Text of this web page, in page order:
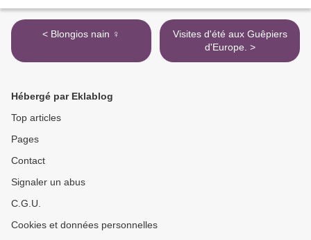
< Blongios nain ♀
Visites d'été aux Guêpiers
d'Europe. >
Hébergé par Eklablog
Top articles
Pages
Contact
Signaler un abus
C.G.U.
Cookies et données personnelles